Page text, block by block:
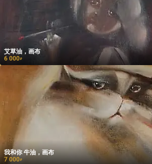
艾草油，画布
6 000₽
我和你 牛油，画布
7 000₽